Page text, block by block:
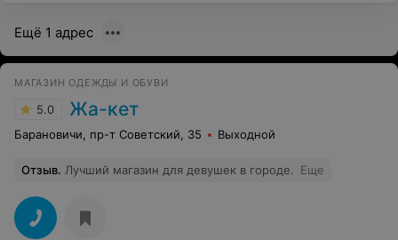
Ещё 1 адрес
МАГАЗИН ОДЕЖДЫ И ОБУВИ
5.0 Жа-кет
Барановичи, пр-т Советский, 35 Выходной
Отзыв. Лучший магазин для девушек в городе. Еще